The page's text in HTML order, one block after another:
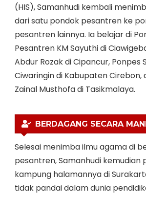
(HIS), Samanhudi kembali
dari satu pondok pesantren ke
pesantren lainnya. Ia belajar di
Pesantren KM Sayuthi di
Abdur Rozak di Cipancur, Ponpes
Ciwaringin di Kabupaten Cirebon,
Zainal Musthofa di Tasikmalaya.
BERDAGANG SECARA
Selesai menimba ilmu agama di
pesantren, Samanhudi kemudian
kampung halamannya di
tidak pandai dalam dunia